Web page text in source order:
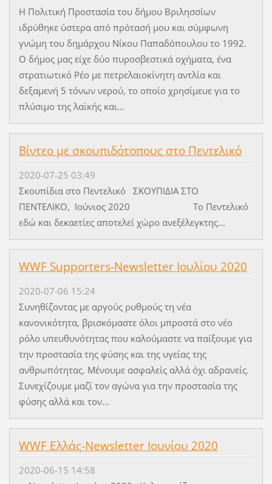
Η Πολιτική Προστασία του δήμου Βριλησσίων
ιδρύθηκε ύστερα από πρότασή μου και σύμφωνη
γνώμη του δημάρχου Νίκου Παπαδόπουλου το 1992.
Ο δήμος μας είχε δύο πυροσβεστικά οχήματα, ένα
στρατιωτικό Ρέο με πετρελαιοκίνητη αντλία και
δεξαμενή 5 τόνων νερού, το οποίο χρησίμευε για το
πλύσιμο της λαϊκής και...
Βίντεο με σκουπιδότοπους στο Πεντελικό
2020-07-25 03:49
Σκουπίδια στο Πεντελικό ΣΚΟΥΠΙΔΙΑ ΣΤΟ
ΠΕΝΤΕΛΙΚΟ, Ιούνιος 2020 Το Πεντελικό
εδώ και δεκαετίες αποτελεί χώρο ανεξέλεγκτης...
WWF Supporters-Newsletter Ιουλίου 2020
2020-07-06 15:24
Συνηθίζοντας με αργούς ρυθμούς τη νέα
κανονικότητα, βρισκόμαστε όλοι μπροστά στο νέο
ρόλο υπευθυνότητας που καλούμαστε να παίξουμε για
την προστασία της φύσης και της υγείας της
ανθρωπότητας. Μένουμε ασφαλείς αλλά όχι αδρανείς.
Συνεχίζουμε μαζί τον αγώνα για την προστασία της
φύσης αλλά και τον...
WWF Ελλάς-Newsletter Ιουνίου 2020
2020-06-15 14:58